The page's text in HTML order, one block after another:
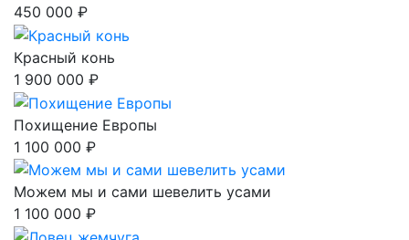
450 000 ₽
Красный конь
1 900 000 ₽
Похищение Европы
1 100 000 ₽
Можем мы и сами шевелить усами
1 100 000 ₽